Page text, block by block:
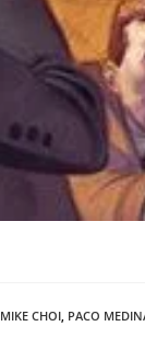
MIKE CHOI, PACO